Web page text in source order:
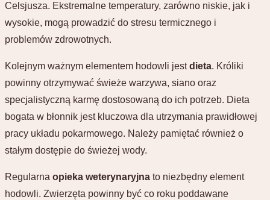
Celsjusza. Ekstremalne temperatury, zarówno niskie, jak i
wysokie, mogą prowadzić do stresu termicznego i
problemów zdrowotnych.
Kolejnym ważnym elementem hodowli jestdieta. Króliki
powinny otrzymywać świeże warzywa, siano oraz
specjalistyczną karmę dostosowaną do ich potrzeb. Dieta
bogata w błonnik jest kluczowa dla utrzymania prawidłowej
pracy układu pokarmowego. Należy pamiętać również o
stałym dostępie do świeżej wody.
Regularna opieka weterynaryjna to niezbędny element
hodowli. Zwierzęta powinny być co roku poddawane